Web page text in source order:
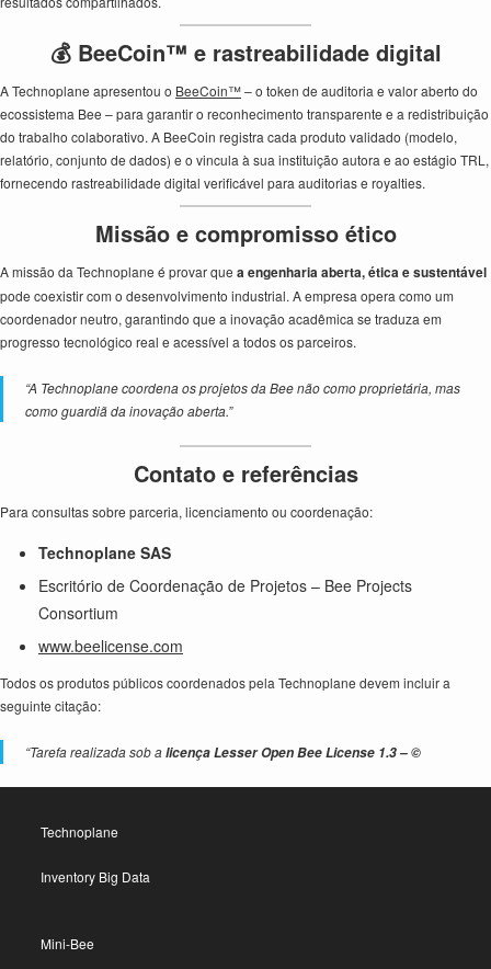
💰 BeeCoin™ e rastreabilidade digital
A Technoplane apresentou o BeeCoin™– o token de auditoria e valor aberto do
ecossistema Bee – para garantir o reconhecimento transparente e a redistribuição
do trabalho colaborativo. A BeeCoin registra cada produto validado (modelo,
relatório, conjunto de dados) e o vincula à sua instituição autora e ao estágio TRL,
fornecendo rastreabilidade digital verificável para auditorias e royalties.
Missão e compromisso ético
A missão da Technoplane é provar que a engenharia aberta, ética e sustentável
pode coexistir com o desenvolvimento industrial. A empresa opera como um
coordenador neutro, garantindo que a inovação acadêmica se traduza em
progresso tecnológico real e acessível a todos os parceiros.
“A Technoplane coordena os projetos da Bee não como proprietária, mas
como guardiã da inovação aberta.”
Contato e referências
Para consultas sobre parceria, licenciamento ou coordenação:
Technoplane SAS
Escritório de Coordenação de Projetos – Bee Projects
Consortium
www.beelicense.com
Todos os produtos públicos coordenados pela Technoplane devem incluir a
seguinte citação:
“Tarefa realizada sob alicença Lesser Open Bee License 1.3 – ©
Technoplane
Inventory Big Data
Mini-Bee